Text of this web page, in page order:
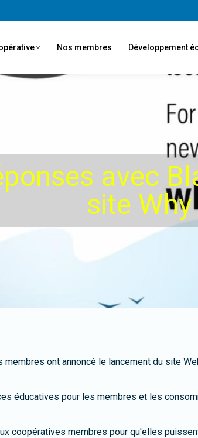
Nos membres Développement
avec
site
ont annoncé le lancement du site
éducatives pour les membres et les
coopératives membres pour qu'elles